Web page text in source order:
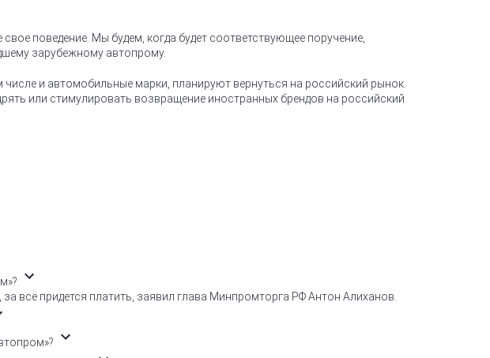
поведение. Мы будем, когда будет соответствующее поручение,
зарубежному автопрому.
и автомобильные марки, планируют вернуться на российский рынок.
или стимулировать возвращение иностранных брендов на российский
всё придется платить, заявил глава Минпромторга РФ Антон Алиханов.